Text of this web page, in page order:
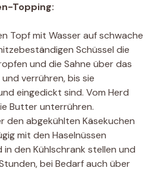
Topping:
Topf mit Wasser auf schwache
Schüssel die
und die Sahne über das
verrühren, bis sie
eingedickt sind. Vom Herd
Butter unterrühren.
den abgekühlten Käsekuchen
mit den Haselnüssen
den Kühlschrank stellen und
bei Bedarf auch über